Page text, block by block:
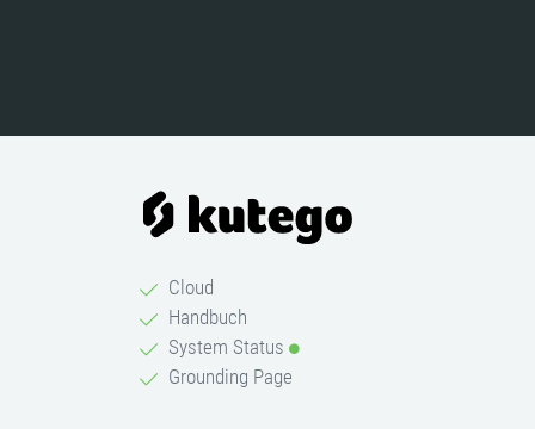
Cloud
Handbuch
System Status
Grounding Page